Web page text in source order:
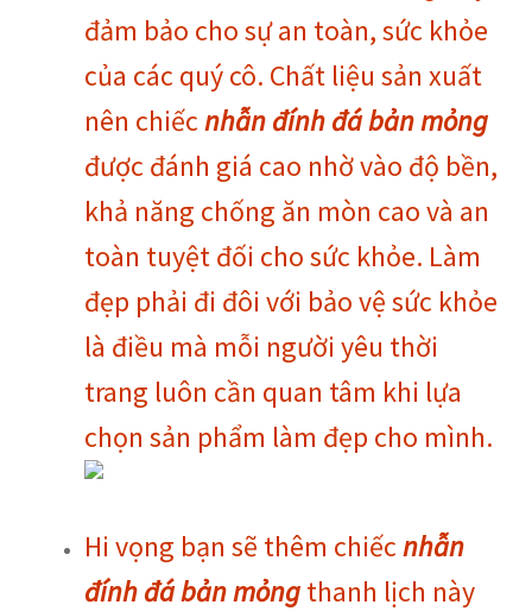
đảm bảo cho sự an toàn, sức khỏe
của các quý cô. Chất liệu sản xuất
nên chiếcnhẫn đính đá bản mỏng
được đánh giá cao nhờ vào độ bền,
khả năng chống ăn mòn cao và an
toàn tuyệt đối cho sức khỏe. Làm
đẹp phải đi đôi với bảo vệ sức khỏe
là điều mà mỗi người yêu thời
trang luôn cần quan tâm khi lựa
chọn sản phẩm làm đẹp cho mình.
Hi vọng bạn sẽ thêm chiếcnhẫn
đính đá bản mỏngthanh lịch này